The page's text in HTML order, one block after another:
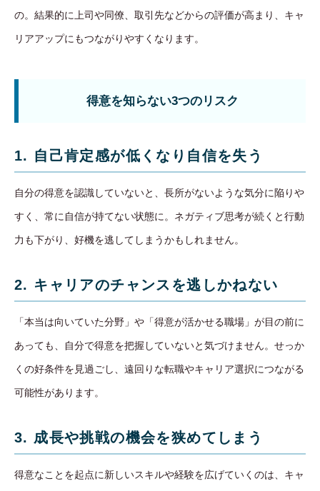
の。結果的に上司や同僚、取引先などからの評価が高まり、キャ
リアアップにもつながりやすくなります。
得意を知らない3つのリスク
1. 自己肯定感が低くなり自信を失う
自分の得意を認識していないと、長所がないような気分に陥りや
すく、常に自信が持てない状態に。ネガティブ思考が続くと行動
力も下がり、好機を逃してしまうかもしれません。
2. キャリアのチャンスを逃しかねない
「本当は向いていた分野」や「得意が活かせる職場」が目の前に
あっても、自分で得意を把握していないと気づけません。せっか
くの好条件を見過ごし、遠回りな転職やキャリア選択につながる
可能性があります。
3. 成長や挑戦の機会を狭めてしまう
得意なことを起点に新しいスキルや経験を広げていくのは、キャ